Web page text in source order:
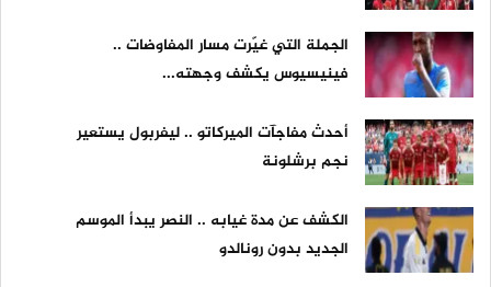
الجملة التي غيّرت مسار المفاوضات ..
فينيسيوس يكشف وجهته...
أحدث مفاجآت الميركاتو .. ليفربول يستعير
نجم برشلونة
الكشف عن مدة غيابه .. النصر يبدأ الموسم
الجديد بدون رونالدو